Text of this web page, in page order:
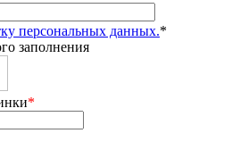
персональных данных.*
заполнения
*